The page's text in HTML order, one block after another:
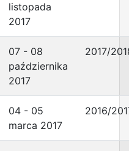
listopada
2017
07 - 08
października
2017
2017/
04 - 05
marca 2017
2016/